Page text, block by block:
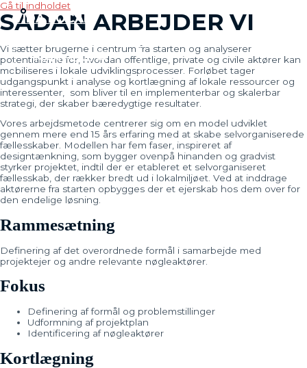
Gå til indholdet
VIDA LOCAL
MAIN MENU
SÅDAN ARBEJDER VI
Vi sætter brugerne i centrum fra starten og analyserer
potentialerne for, hvordan offentlige, private og civile aktører kan
mobiliseres i lokale udviklingsprocesser. Forløbet tager
udgangspunkt i analyse og kortlægning af lokale ressourcer og
interessenter, som bliver til en implementerbar og skalerbar
strategi, der skaber bæredygtige resultater.
Vores arbejdsmetode centrerer sig om en model udviklet
gennem mere end 15 års erfaring med at skabe selvorganiserede
fællesskaber. Modellen har fem faser, inspireret af
designtænkning, som bygger ovenpå hinanden og gradvist
styrker projektet, indtil der er etableret et selvorganiseret
fællesskab, der rækker bredt ud i lokalmiljøet. Ved at inddrage
aktørerne fra starten opbygges der et ejerskab hos dem over for
den endelige løsning.
Rammesætning
Definering af det overordnede formål i samarbejde med
projektejer og andre relevante nøgleaktører.
Fokus
Definering af formål og problemstillinger
Udformning af projektplan
Identificering af nøgleaktører
Kortlægning